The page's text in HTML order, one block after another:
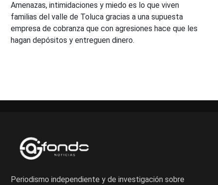
Amenazas, intimidaciones y miedo es lo que viven
familias del valle de Toluca gracias a una supuesta
empresa de cobranza que con agresiones hace que les
hagan depósitos y entreguen dinero.
Periodismo independiente y de investigación sobre